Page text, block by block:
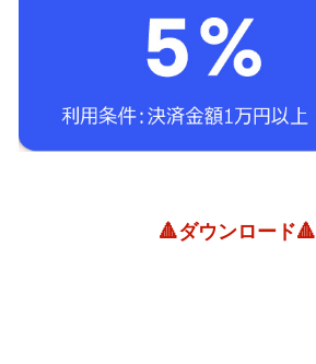
🔺ダウンロード🔺